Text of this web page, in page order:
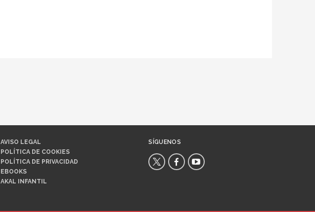
AVISO LEGAL
POLÍTICA DE COOKIES
POLÍTICA DE PRIVACIDAD
EBOOKS
AKAL INFANTIL
SÍGUENOS